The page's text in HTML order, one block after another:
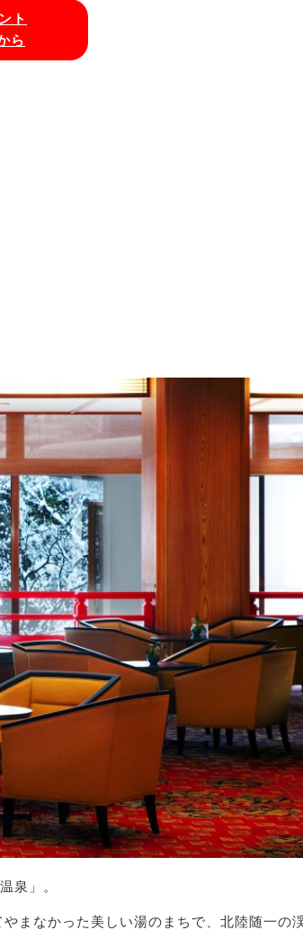
ト
ら
泉」。
まなかった美しい湯のまちで、北陸随一の